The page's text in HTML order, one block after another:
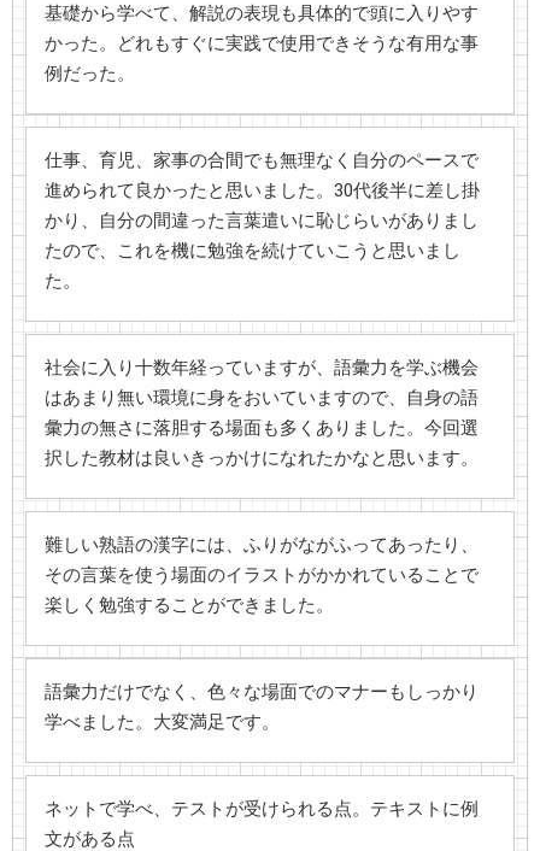
基礎から学べて、解説の表現も具体的で頭に入りやす
かった。どれもすぐに実践で使用できそうな有用な事
例だった。
仕事、育児、家事の合間でも無理なく自分のペースで
進められて良かったと思いました。30代後半に差し掛
かり、自分の間違った言葉遣いに恥じらいがありまし
たので、これを機に勉強を続けていこうと思いまし
た。
社会に入り十数年経っていますが、語彙力を学ぶ機会
はあまり無い環境に身をおいていますので、自身の語
彙力の無さに落胆する場面も多くありました。今回選
択した教材は良いきっかけになれたかなと思います。
難しい熟語の漢字には、ふりがながふってあったり、
その言葉を使う場面のイラストがかかれていることで
楽しく勉強することができました。
語彙力だけでなく、色々な場面でのマナーもしっかり
学べました。大変満足です。
ネットで学べ、テストが受けられる点。テキストに例
文がある点